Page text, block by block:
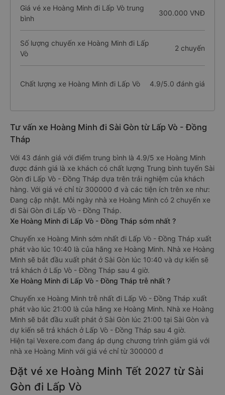
Giá vé xe Hoàng Minh đi Lấp Vò trung
bình
300.000 VNĐ
Số lượng chuyến xe Hoàng Minh đi Lấp
Vò
2 chuyến
Chất lượng xe Hoàng Minh đi Lấp Vò 4.9/5.0 đánh giá
Tư vấn xe Hoàng Minh đi Sài Gòn từ Lấp Vò - Đồng
Tháp
Với 43 đánh giá với điểm trung bình là 4.9/5 xe Hoàng Minh
được đánh giá là xe khách có chất lượng Trung bình tuyến Sài
Gòn đi Lấp Vò - Đồng Tháp dựa trên trải nghiệm của khách
hàng. Với giá vé chỉ từ 300000 đ và các tiện ích trên xe như:
Đang cập nhật. Mỗi ngày nhà xe Hoàng Minh có 2 chuyến xe
đi Sài Gòn đi Lấp Vò - Đồng Tháp.
Xe Hoàng Minh đi Lấp Vò - Đồng Tháp sớm nhất ?
Chuyến xe Hoàng Minh sớm nhất đi Lấp Vò - Đồng Tháp xuất
phát vào lúc 10:40 là của hãng xe Hoàng Minh. Nhà xe Hoàng
Minh sẽ bắt đầu xuất phát ở Sài Gòn lúc 10:40 và dự kiến sẽ
trả khách ở Lấp Vò - Đồng Tháp sau 4 giờ.
Xe Hoàng Minh đi Lấp Vò - Đồng Tháp trễ nhất ?
Chuyến xe Hoàng Minh trễ nhất đi Lấp Vò - Đồng Tháp xuất
phát vào lúc 21:00 là của hãng xe Hoàng Minh. Nhà xe Hoàng
Minh sẽ bắt đầu xuất phát ở Sài Gòn lúc 21:00 tại Sài Gòn và
dự kiến sẽ trả khách ở Lấp Vò - Đồng Tháp sau 4 giờ.
Hiện tại Vexere.com đang áp dụng chương trình giảm giá với
nhà xe Hoàng Minh với giá vé chỉ từ 300000 đ
Đặt vé xe Hoàng Minh Tết 2027 từ Sài
Gòn đi Lấp Vò